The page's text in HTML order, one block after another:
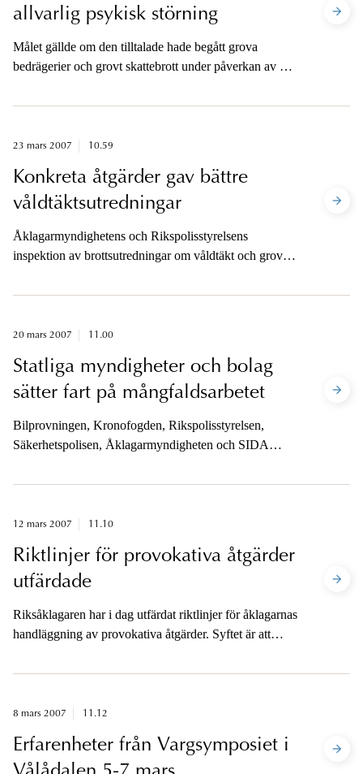
allvarlig psykisk störning
Målet gällde om den tilltalade hade begått grova
bedrägerier och grovt skattebrott under påverkan av en
23 mars 2007 10.59
Konkreta åtgärder gav bättre
våldtäktsutredningar
Åklagarmyndighetens och Rikspolisstyrelsens
inspektion av brottsutredningar om våldtäkt och grov
granskning som skedde 2004-2005.
20 mars 2007 11.00
Statliga myndigheter och bolag
sätter fart på mångfaldsarbetet
Bilprovningen, Kronofogden, Rikspolisstyrelsen,
Säkerhetspolisen, Åklagarmyndigheten och SIDA
möjligheter för alla” sätta fart på sina arbeten med
12 mars 2007 11.10
Riktlinjer för provokativa åtgärder
utfärdade
Riksåklagaren har i dag utfärdat riktlinjer för åklagarnas
handläggning av provokativa åtgärder. Syftet är att
8 mars 2007 11.12
Erfarenheter från Vargsymposiet i